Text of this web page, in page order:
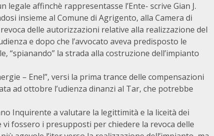
affinchè rappresentasse l’Ente- scrive Gian J.
insieme al Comune di Agrigento, alla Camera di
delle autorizzazioni relative alla realizzazione del
e dopo che l’avvocato aveva predisposto le
“spianando” la strada alla costruzione dell’impianto
– Enel”, versi la prima trance delle compensazioni
ad ottobre l’udienza dinanzi al Tar, che potrebbe
Inquirente a valutare la legittimità e la liceità dei
fossero i presupposti per chiedere la revoca delle